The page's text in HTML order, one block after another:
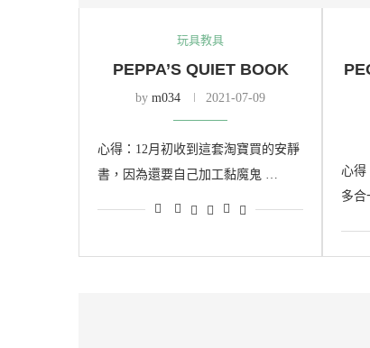
玩具教具
PEPPA’S QUIET BOOK
by m034 2021-07-09
心得：12月初收到這套淘寶買的安靜
書，因為還要自己加工黏魔鬼 …
心得
多